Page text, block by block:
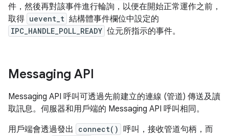
件，然後再對該事件進行輪詢，以便在開始正常運作之前，
取得 uevent_t 結構體事件欄位中設定的
IPC_HANDLE_POLL_READY 位元所指示的事件。
Messaging API
Messaging API 呼叫可透過先前建立的連線 (管道) 傳送及讀
取訊息。伺服器和用戶端的 Messaging API 呼叫相同。
用戶端會透過發出
connect() 呼叫，接收管道句柄，而